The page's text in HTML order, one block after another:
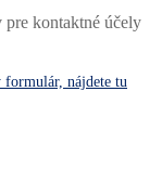
pre kontaktné účely
formulár, nájdete tu